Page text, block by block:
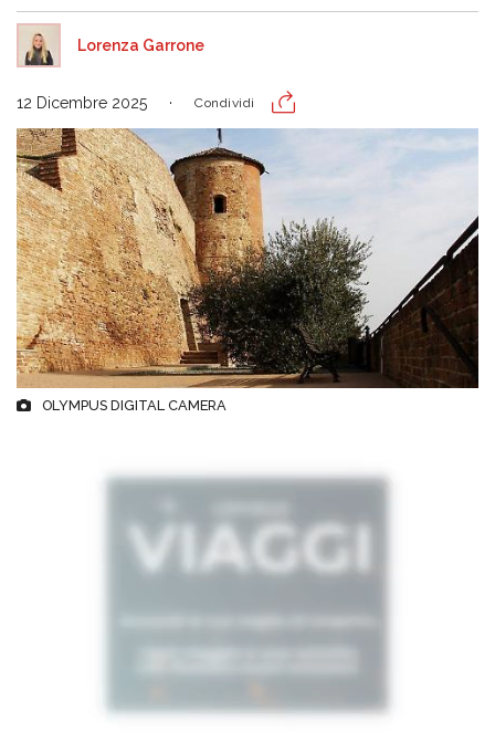
Lorenza Garrone
12 Dicembre 2025 Condividi
OLYMPUS DIGITAL CAMERA